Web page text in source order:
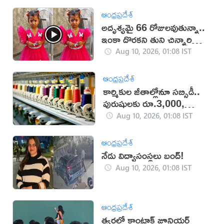
ఆంధ్రప్రదేశ్
అదృశ్యమై 66 రోజులవుతున్నా..
ఇంకా దొరకని తుని చిన్నారి
ఆచూకీ (VIDEO)
Aug 10, 2026, 01:08 IST
ఆంధ్రప్రదేశ్
కార్మికుల జీతాల్లోనూ సబ్సిడీ..
పురుషులకు రూ.3,000,
మహిళలకు రూ.3,500
Aug 10, 2026, 01:08 IST
ఆంధ్రప్రదేశ్
నేడు విద్యాసంస్థలు బంద్!
Aug 10, 2026, 01:08 IST
ఆంధ్రప్రదేశ్
త్వరలో కాంట్రాక్ట్‌ జూనియర్